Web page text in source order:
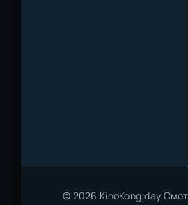
© 2026 KinoKong.day